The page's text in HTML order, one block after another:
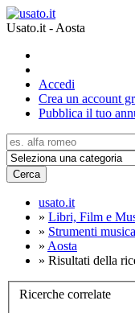
Usato.it - Aosta
Accedi
Crea un account
Pubblica il tuo
Cerca
usato.it
» Libri, Film e
» Strumenti
» Aosta
» Risultati della
Ricerche correlate